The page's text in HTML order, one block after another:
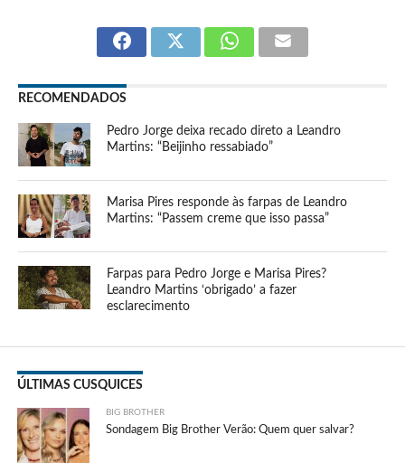
RECOMENDADOS
Pedro Jorge deixa recado direto a Leandro
Martins: “Beijinho ressabiado”
Marisa Pires responde às farpas de Leandro
Martins: “Passem creme que isso passa”
Farpas para Pedro Jorge e Marisa Pires?
Leandro Martins ‘obrigado’ a fazer
esclarecimento
ÚLTIMAS CUSQUICES
BIG BROTHER
Sondagem Big Brother Verão: Quem quer salvar?